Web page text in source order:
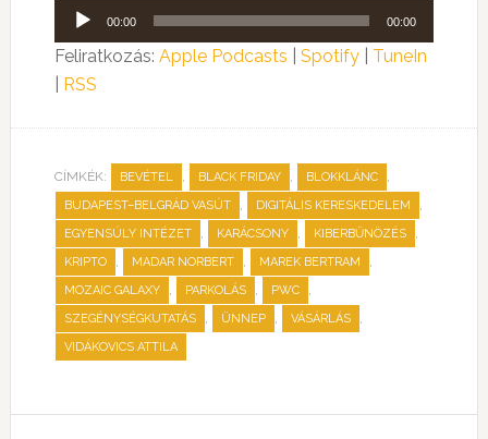
Audió
lejátszó
00:00 00:00
Feliratkozás: Apple Podcasts Spotify| TuneIn
RSS
CÍMKÉK: BEVÉTEL , BLACK FRIDAY , BLOKKLÁNC ,
BUDAPEST–BELGRÁD VASÚT , DIGITÁLIS KERESKEDELEM ,
EGYENSÚLY INTÉZET , KARÁCSONY , KIBERBŰNÖZÉS ,
KRIPTO , MADAR NORBERT , MAREK BERTRAM ,
MOZAIC GALAXY , PARKOLÁS , PWC ,
SZEGÉNYSÉGKUTATÁS , ÜNNEP , VÁSÁRLÁS ,
VIDÁKOVICS ATTILA